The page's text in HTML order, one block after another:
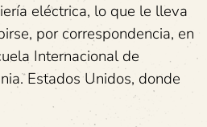
eléctrica, lo que le lleva
por correspondencia, en
Internacional de
Estados Unidos, donde